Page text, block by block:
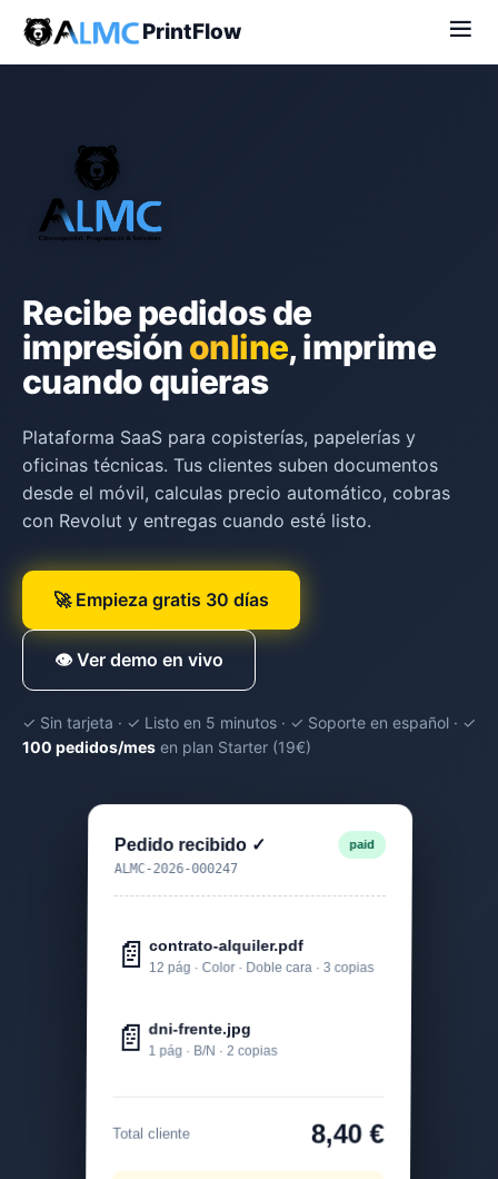
PrintFlow
Recibe pedidos de
impresiónonline, imprime
cuando quieras
Plataforma SaaS para copisterías, papelerías y
oficinas técnicas. Tus clientes suben documentos
desde el móvil, calculas precio automático, cobras
con Revolut y entregas cuando esté listo.
🚀 Empieza gratis 30 días
👁 Ver demo en vivo
✓ Sin tarjeta · ✓ Listo en 5 minutos · ✓ Soporte en español · ✓
100 pedidos/mes en plan Starter (19€)
Pedido recibido ✓
ALMC-2026-000247
paid
📄contrato-alquiler.pdf
12 pág · Color · Doble cara · 3 copias
📄dni-frente.jpg
1 pág · B/N · 2 copias
Total cliente 8,40 €